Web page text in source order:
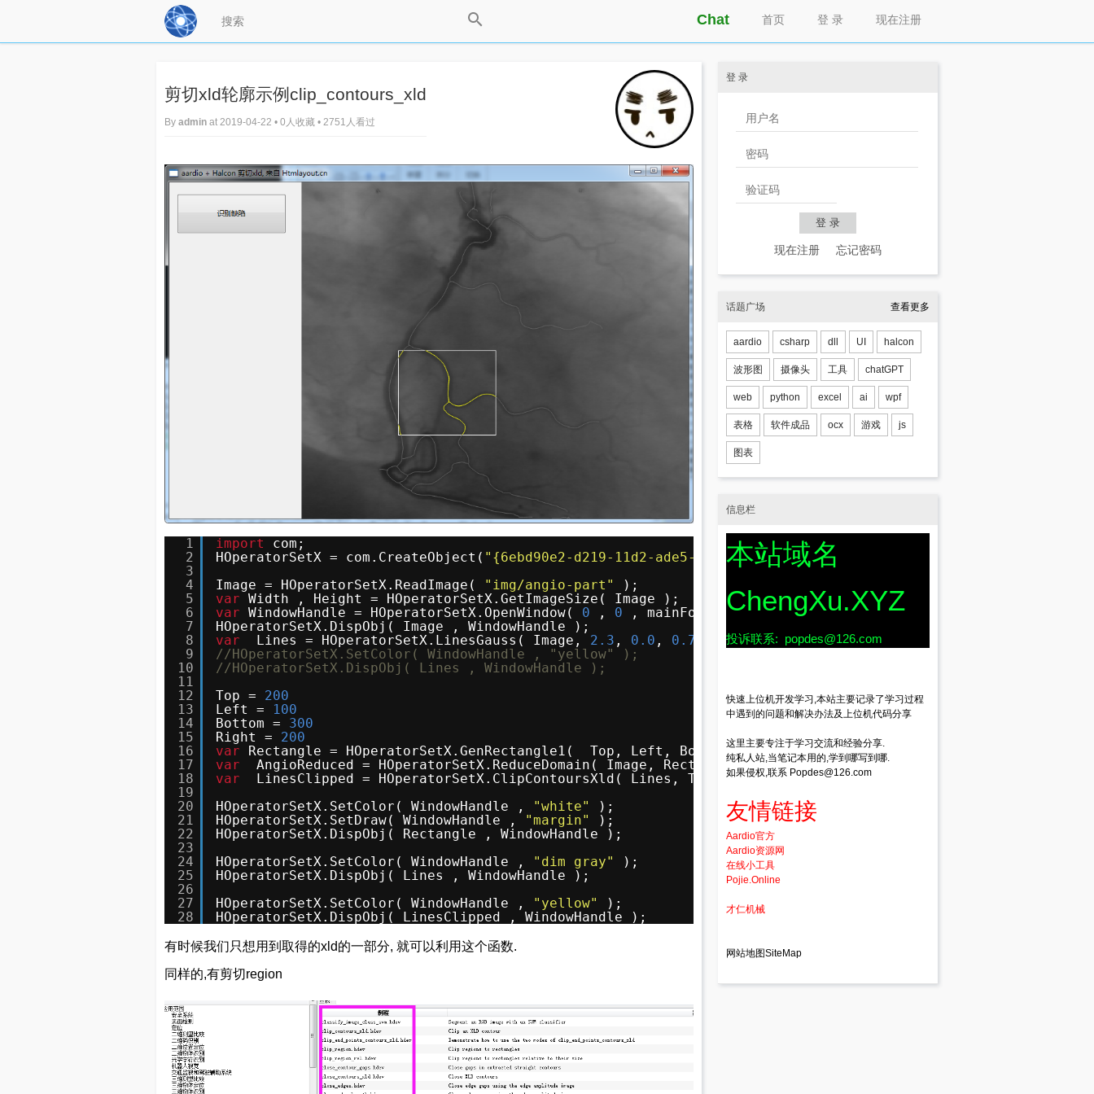
现在注册
登 录
首页
Chat
剪切xld轮廓示例clip_contours_xld
By admin at 2019-04-22 • 0人收藏 • 2751人看过
1
2
3
4
5
6
7
8
9
10
11
12
13
14
15
16
17
18
19
20
21
22
23
24
25
26
27
28
import
com;
HOperatorSetX = com.CreateObject( "{6ebd90e2-d219-11d2-ade5-0000c00f4ef9}")
Image = HOperatorSetX.ReadImage(
"img/angio-part"
);
var Width , Height = HOperatorSetX.GetImageSize( Image );
var WindowHandle = HOperatorSetX.OpenWindow( 0 , 0
, mainForm.picturebox.width ,
HOperatorSetX.DispObj( Image , WindowHandle );
var
Lines = HOperatorSetX.LinesGauss( Image, 2.3 , 0.0 , 0.7 'dark', 'true', 'parabolic'
//HOperatorSetX.SetColor( WindowHandle , "yellow" );
//HOperatorSetX.DispObj( Lines , WindowHandle );
Top = 200
Left =
100
Bottom = 300
Right = 200
var
Rectangle = HOperatorSetX.GenRectangle1(  Top, Left, Bottom, Right );
var
AngioReduced = HOperatorSetX.ReduceDomain( Image, Rectangle );
var
LinesClipped = HOperatorSetX.ClipContoursXld( Lines, Top, Left, Bottom, Right );
HOperatorSetX.SetColor( WindowHandle ,
"white"
);
HOperatorSetX.SetDraw( WindowHandle ,
"margin"
);
HOperatorSetX.DispObj( Rectangle , WindowHandle );
HOperatorSetX.SetColor( WindowHandle ,
"dim gray"
);
HOperatorSetX.DispObj( Lines , WindowHandle );
HOperatorSetX.SetColor( WindowHandle ,
"yellow"
);
HOperatorSetX.DispObj( LinesClipped , WindowHandle );
有时候我们只想用到取得的xld的一部分, 就可以利用这个函数.
同样的,有剪切region
登 录
现在注册 忘记密码
话题广场 查看更多
aardio csharp dll UI halcon
波形图 摄像头 工具 chatGPT
web python excel ai wpf
表格 软件成品 ocx 游戏 js
图表
信息栏
本站域名
ChengXu.XYZ
投诉联系: popdes@126.com
快速上位机开发学习,本站主要记录了学习过程
中遇到的问题和解决办法及上位机代码分享
这里主要专注于学习交流和经验分享.
纯私人站,当笔记本用的,学到哪写到哪.
如果侵权,联系 Popdes@126.com
友情链接
Aardio官方
Aardio资源网
在线小工具
Pojie.Online
才仁机械
网站地图SiteMap